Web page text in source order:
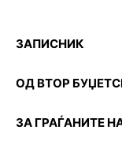
ЗАПИСНИК
ОД ВТОР
ЗА ГРАЃАНИТЕ